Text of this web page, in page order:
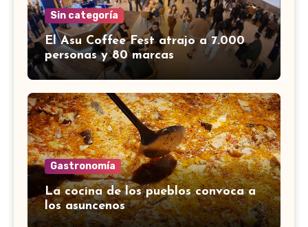
Sin categoría
El Asu Coffee Fest atrajo a 7.000
personas y 80 marcas
Gastronomía
La cocina de los pueblos convoca a
los asuncenos